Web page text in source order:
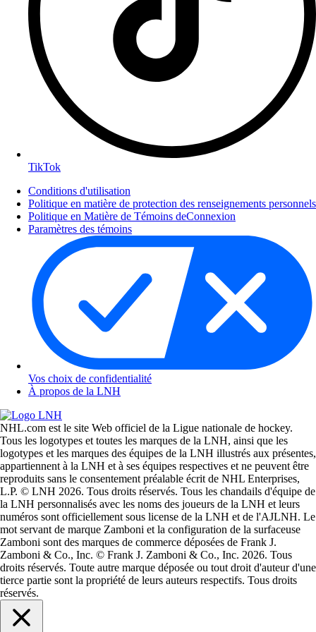
TikTok
Conditions d'utilisation
Politique en matière de protection des renseignements personnels
Politique en Matière de Témoins deConnexion
Paramètres des témoins
Vos choix de confidentialité
À propos de la LNH
NHL.com est le site Web officiel de la Ligue nationale de hockey.
Tous les logotypes et toutes les marques de la LNH, ainsi que les
logotypes et les marques des équipes de la LNH illustrés aux présentes,
appartiennent à la LNH et à ses équipes respectives et ne peuvent être
reproduits sans le consentement préalable écrit de NHL Enterprises,
L.P. © LNH 2026. Tous droits réservés. Tous les chandails d'équipe de
la LNH personnalisés avec les noms des joueurs de la LNH et leurs
numéros sont officiellement sous license de la LNH et de l'AJLNH. Le
mot servant de marque Zamboni et la configuration de la surfaceuse
Zamboni sont des marques de commerce déposées de Frank J.
Zamboni & Co., Inc. © Frank J. Zamboni & Co., Inc. 2026. Tous
droits réservés. Toute autre marque déposée ou tout droit d'auteur d'une
tierce partie sont la propriété de leurs auteurs respectifs. Tous droits
réservés.